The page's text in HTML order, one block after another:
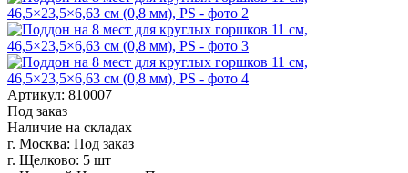
Артикул: 810007
Под заказ
Наличие на складах
г. Москва: Под заказ
г. Щелково: 5 шт